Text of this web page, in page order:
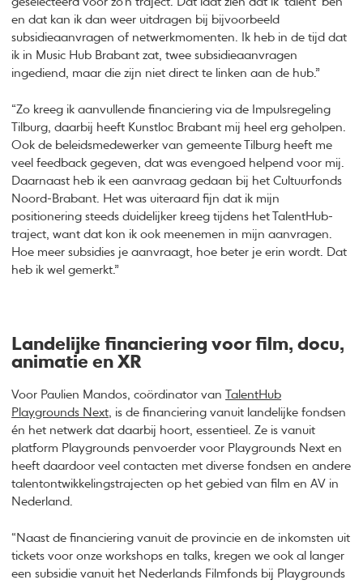
en dat kan ik dan weer uitdragen bij bijvoorbeeld
subsidieaanvragen of netwerkmomenten. Ik heb in de tijd dat
ik in Music Hub Brabant zat, twee subsidieaanvragen
ingediend, maar die zijn niet direct te linken aan de hub.”
“Zo kreeg ik aanvullende financiering via de Impulsregeling
Tilburg, daarbij heeft Kunstloc Brabant mij heel erg geholpen.
Ook de beleidsmedewerker van gemeente Tilburg heeft me
veel feedback gegeven, dat was evengoed helpend voor mij.
Daarnaast heb ik een aanvraag gedaan bij het Cultuurfonds
Noord-Brabant. Het was uiteraard fijn dat ik mijn
positionering steeds duidelijker kreeg tijdens het TalentHub-
traject, want dat kon ik ook meenemen in mijn aanvragen.
Hoe meer subsidies je aanvraagt, hoe beter je erin wordt. Dat
heb ik wel gemerkt.”
Landelijke financiering voor film, docu,
animatie en XR
Voor Paulien Mandos, coördinator van
TalentHub
Playgrounds Next, is de financiering vanuit landelijke fondsen
én het netwerk dat daarbij hoort, essentieel. Ze is vanuit
platform Playgrounds penvoerder voor Playgrounds Next en
heeft daardoor veel contacten met diverse fondsen en andere
talentontwikkelingstrajecten op het gebied van film en AV in
Nederland.
“Naast de financiering vanuit de provincie en de inkomsten uit
tickets voor onze workshops en talks, kregen we ook al langer
een subsidie vanuit het Nederlands Filmfonds bij Playgrounds